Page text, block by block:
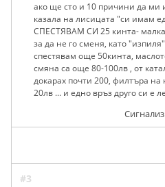
ако ще сто и 10 причини да ми
казала на лисицата "си имам
СПЕСТЯВАМ СИ 25 кинта-
за да не го сменя, като
спестявам още 50кинта,
смяна са още 80-100лв , от
докарах почти 200, филтъра
20лв ... и едно връз друго си е
#3